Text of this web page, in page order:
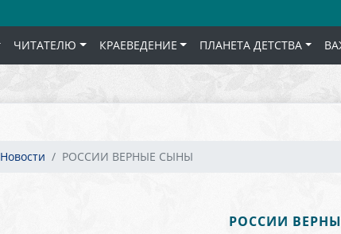
ЧИТАТЕЛЮ КРАЕВЕДЕНИЕ ПЛАНЕТА ДЕТСТВА
Новости РОССИИ ВЕРНЫЕ СЫНЫ
РОССИИ